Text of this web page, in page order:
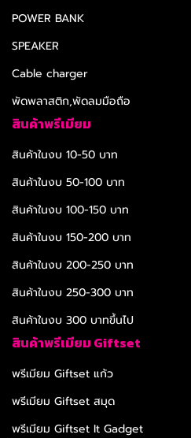
POWER BANK
SPEAKER
Cable charger
พัดพลาสติก,พัดลมมือถือ
สินค้าพรีเมียม
สินค้าในงบ 10-50 บาท
สินค้าในงบ 50-100 บาท
สินค้าในงบ 100-150 บาท
สินค้าในงบ 150-200 บาท
สินค้าในงบ 200-250 บาท
สินค้าในงบ 250-300 บาท
สินค้าในงบ 300 บาทขึ้นไป
สินค้าพรีเมียม Giftset
พรีเมียม Giftset แก้ว
พรีเมียม Giftset สมุด
พรีเมียม Giftset It Gadget